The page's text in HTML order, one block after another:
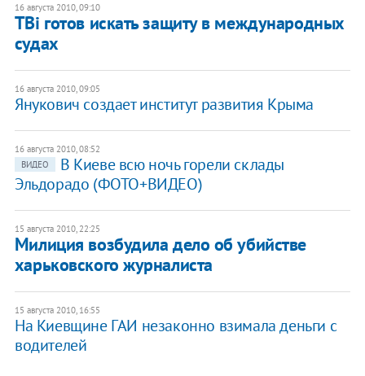
16 августа 2010, 09:10
​ТВі готов искать защиту в международных
судах
16 августа 2010, 09:05
Янукович создает институт развития Крыма
16 августа 2010, 08:52
ВИДЕО
В Киеве всю ночь горели склады
Эльдорадо (ФОТО+ВИДЕО)
15 августа 2010, 22:25
Милиция возбудила дело об убийстве
харьковского журналиста
15 августа 2010, 16:55
На Киевщине ГАИ незаконно взимала деньги с
водителей